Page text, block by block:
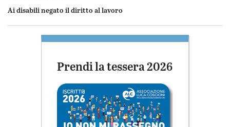
Ai disabili negato il diritto al lavoro
Prendi la tessera 2026